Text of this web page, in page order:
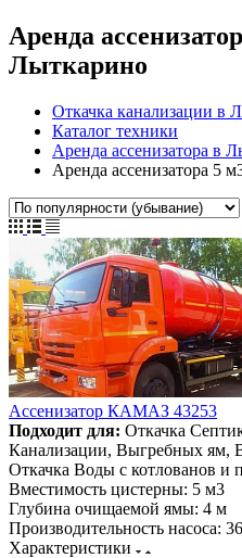
Аренда
Лыткарино
Откачка канализации в
Каталог техники
Аренда ассенизатора в
Аренда ассенизатора 5
Ассенизатор КАМАЗ 43253
Подходит для: Откачка
Канализации, Выгребных ям,
Откачка Воды с котлованов и
Вместимость цистерны: 5 м3
Глубина очищаемой ямы: 4 м
Производительность насоса:
Характеристики